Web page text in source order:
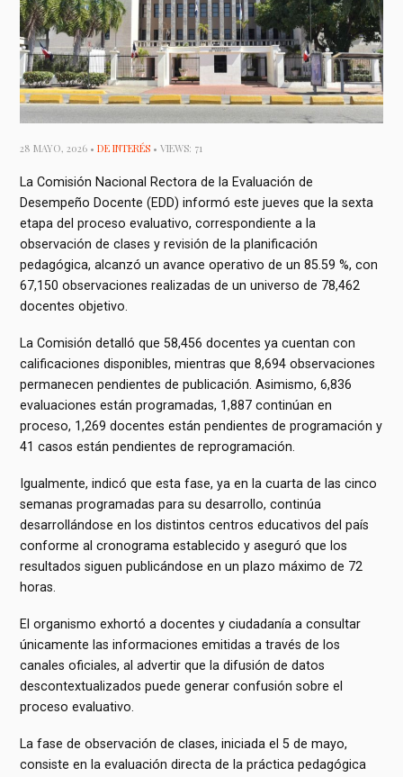
28 MAYO, 2026 •DE INTERÉS • VIEWS: 71
La Comisión Nacional Rectora de la Evaluación de
Desempeño Docente (EDD) informó este jueves que la sexta
etapa del proceso evaluativo, correspondiente a la
observación de clases y revisión de la planificación
pedagógica, alcanzó un avance operativo de un 85.59 %, con
67,150 observaciones realizadas de un universo de 78,462
docentes objetivo.
La Comisión detalló que 58,456 docentes ya cuentan con
calificaciones disponibles, mientras que 8,694 observaciones
permanecen pendientes de publicación. Asimismo, 6,836
evaluaciones están programadas, 1,887 continúan en
proceso, 1,269 docentes están pendientes de programación y
41 casos están pendientes de reprogramación.
Igualmente, indicó que esta fase, ya en la cuarta de las cinco
semanas programadas para su desarrollo, continúa
desarrollándose en los distintos centros educativos del país
conforme al cronograma establecido y aseguró que los
resultados siguen publicándose en un plazo máximo de 72
horas.
El organismo exhortó a docentes y ciudadanía a consultar
únicamente las informaciones emitidas a través de los
canales oficiales, al advertir que la difusión de datos
descontextualizados puede generar confusión sobre el
proceso evaluativo.
La fase de observación de clases, iniciada el 5 de mayo,
consiste en la evaluación directa de la práctica pedagógica